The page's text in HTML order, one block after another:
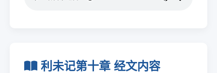
利未记第十章 经文内容